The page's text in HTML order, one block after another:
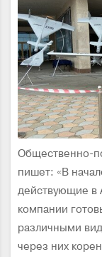
Общественно-
пишет: «В
действующие
компании
различными
через них